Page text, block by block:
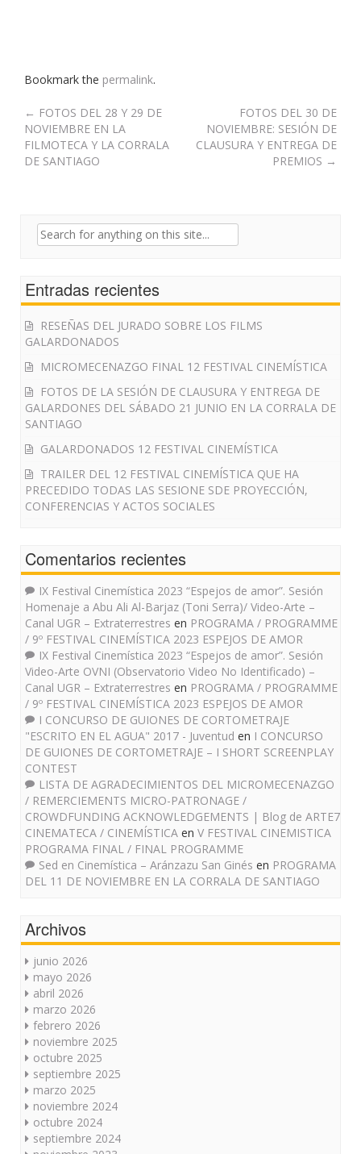
Bookmark the permalink.
Post
navigation
← FOTOS DEL 28 Y 29 DE
NOVIEMBRE EN LA
FILMOTECA Y LA CORRALA
DE SANTIAGO
FOTOS DEL 30 DE
NOVIEMBRE: SESIÓN DE
CLAUSURA Y ENTREGA DE
PREMIOS →
Search
Entradas recientes
RESEÑAS DEL JURADO SOBRE LOS FILMS
GALARDONADOS
MICROMECENAZGO FINAL 12 FESTIVAL CINEMÍSTICA
FOTOS DE LA SESIÓN DE CLAUSURA Y ENTREGA DE
GALARDONES DEL SÁBADO 21 JUNIO EN LA CORRALA DE
SANTIAGO
GALARDONADOS 12 FESTIVAL CINEMÍSTICA
TRAILER DEL 12 FESTIVAL CINEMÍSTICA QUE HA
PRECEDIDO TODAS LAS SESIONE SDE PROYECCIÓN,
CONFERENCIAS Y ACTOS SOCIALES
Comentarios recientes
IX Festival Cinemística 2023 “Espejos de amor”. Sesión
Homenaje a Abu Ali Al-Barjaz (Toni Serra)/ Video-Arte –
Canal UGR – Extraterrestres en PROGRAMA / PROGRAMME
/ 9º FESTIVAL CINEMÍSTICA 2023 ESPEJOS DE AMOR
IX Festival Cinemística 2023 “Espejos de amor”. Sesión
Video-Arte OVNI (Observatorio Video No Identificado) –
Canal UGR – Extraterrestres en PROGRAMA / PROGRAMME
/ 9º FESTIVAL CINEMÍSTICA 2023 ESPEJOS DE AMOR
I CONCURSO DE GUIONES DE CORTOMETRAJE
"ESCRITO EN EL AGUA" 2017 - Juventud en I CONCURSO
DE GUIONES DE CORTOMETRAJE – I SHORT SCREENPLAY
CONTEST
LISTA DE AGRADECIMIENTOS DEL MICROMECENAZGO
/ REMERCIEMENTS MICRO-PATRONAGE /
CROWDFUNDING ACKNOWLEDGEMENTS | Blog de ARTE7
CINEMATECA / CINEMÍSTICA en V FESTIVAL CINEMISTICA
PROGRAMA FINAL / FINAL PROGRAMME
Sed en Cinemística – Aránzazu San Ginés en PROGRAMA
DEL 11 DE NOVIEMBRE EN LA CORRALA DE SANTIAGO
Archivos
junio 2026
mayo 2026
abril 2026
marzo 2026
febrero 2026
noviembre 2025
octubre 2025
septiembre 2025
marzo 2025
noviembre 2024
octubre 2024
septiembre 2024